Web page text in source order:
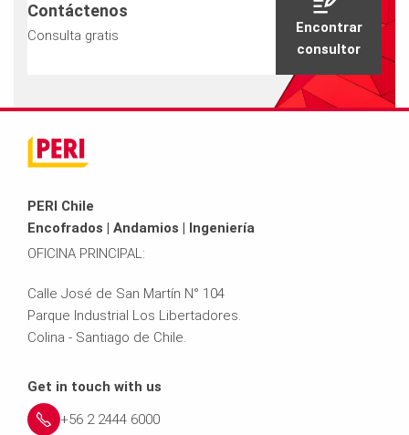
Contáctenos
Consulta gratis
Encontrar
consultor
PERI Chile
Encofrados | Andamios | Ingeniería
OFICINA PRINCIPAL:
Calle José de San Martín N° 104
Parque Industrial Los Libertadores.
Colina - Santiago de Chile.
Get in touch with us
+56 2 2444 6000